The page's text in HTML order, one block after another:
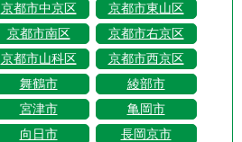
京都市中京区
京都市東山区
京都市南区
京都市右京区
京都市山科区
京都市西京区
舞鶴市
綾部市
宮津市
亀岡市
向日市
長岡京市